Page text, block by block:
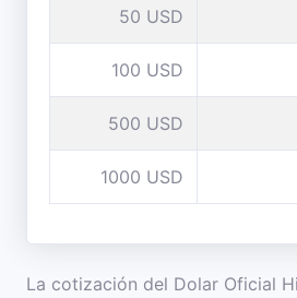
50 USD
100 USD
500 USD
1000 USD
La cotización del Dolar Oficial